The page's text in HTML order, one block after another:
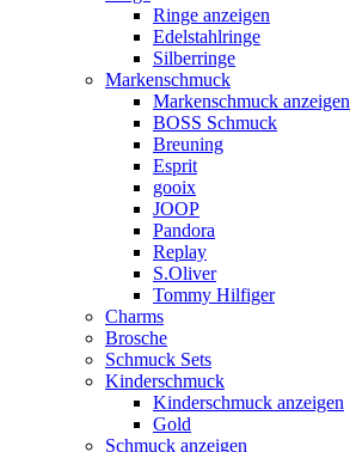
Ringe anzeigen
Edelstahlringe
Silberringe
Markenschmuck
Markenschmuck anzeigen
BOSS Schmuck
Breuning
Esprit
gooix
JOOP
Pandora
Replay
S.Oliver
Tommy Hilfiger
Charms
Brosche
Schmuck Sets
Kinderschmuck
Kinderschmuck anzeigen
Gold
Schmuck anzeigen